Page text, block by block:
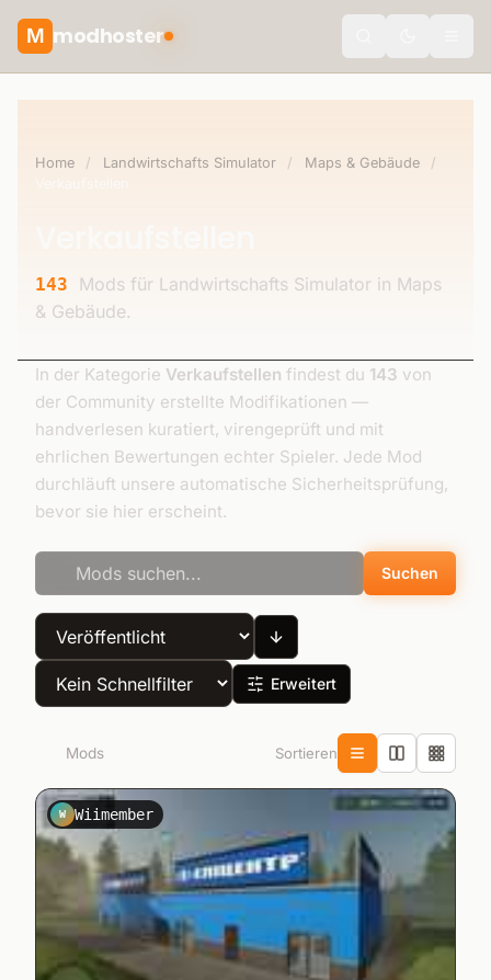
M modhoster
Home / Landwirtschafts Simulator / Maps & Gebäude
/
143
Mods für Landwirtschafts Simulator in Maps
& Gebäude.
In der Kategorie Verkaufstellen findest du 143 von
der Community erstellte Modifikationen —
handverlesen kuratiert, virengeprüft und mit
ehrlichen Bewertungen echter Spieler. Jede Mod
durchläuft unsere automatische Sicherheitsprüfung,
bevor sie hier erscheint.
Suchen
Erweitert
Mods Sortieren
W Wiimember